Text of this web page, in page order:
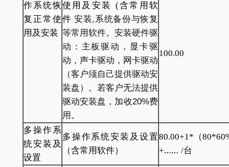
作系统恢
复正常使
用及安装
使用及安装 (含常用软
件 安装,系统备份与恢复
等常用软件。安装硬件驱
动：主板驱动，显卡驱
动，声卡驱动，网卡驱动
（客户须自己提供驱动安
装盘）。若客户无法提供
驱动安装盘，加收20%费
用。
100.00
多操作系
统安装及
设置
多操作系统安装及设置
（含常用软件）
80.00+1* （
+…… /台